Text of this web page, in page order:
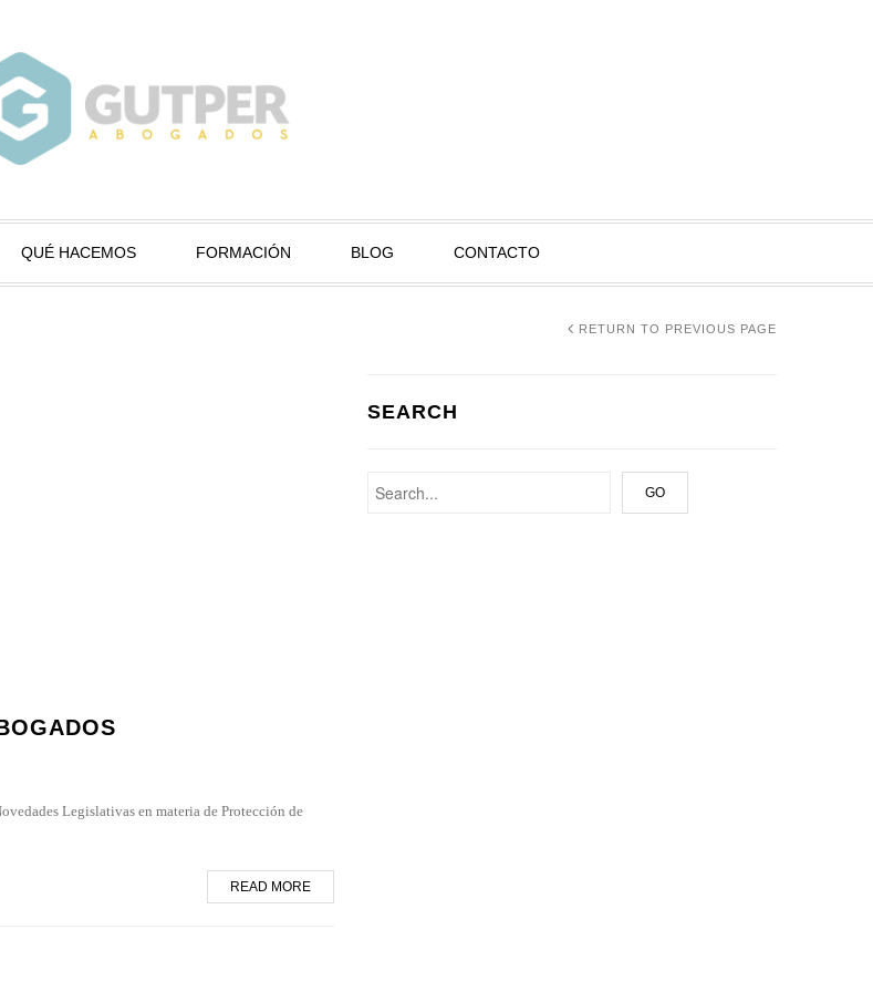
QUÉ HACEMOS FORMACIÓN BLOG CONTACTO
RETURN TO PREVIOUS PAGE
Legislativas en materia de Protección de
READ MORE
SEARCH